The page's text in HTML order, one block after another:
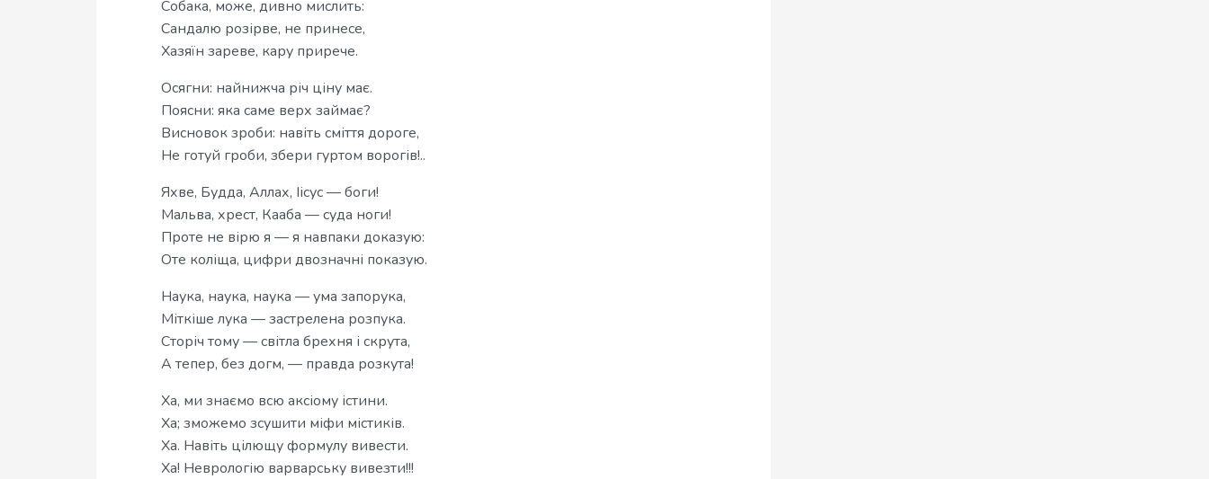
Собака, може, дивно мислить:
Сандалю розірве, не принесе,
Хазяїн зареве, кару прирече.
Осягни: найнижча річ ціну має.
Поясни: яка саме верх займає?
Висновок зроби: навіть сміття дороге,
Не готуй гроби, збери гуртом ворогів!..
Яхве, Будда, Аллах, Іісус — боги!
Мальва, хрест, Кааба — суда ноги!
Проте не вірю я — я навпаки доказую:
Оте коліща, цифри двозначні показую.
Наука, наука, наука — ума запорука,
Міткіше лука — застрелена розпука.
Сторіч тому — світла брехня і скрута,
А тепер, без догм, — правда розкута!
Ха, ми знаємо всю аксіому істини.
Ха; зможемо зсушити міфи містиків.
Ха. Навіть цілющу формулу вивести.
Ха! Неврологію варварську вивезти!!!